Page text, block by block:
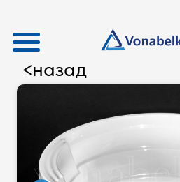
назад
<